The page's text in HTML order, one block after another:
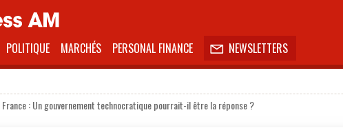
POLITIQUE MARCHÉS PERSONAL FINANCE  NEWSLETTERS
: Un gouvernement technocratique pourrait-il être la réponse ?